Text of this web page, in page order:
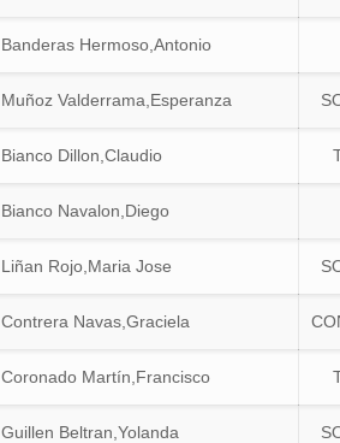
Banderas Hermoso,Antonio
Muñoz Valderrama,Esperanza
Bianco Dillon,Claudio
Bianco Navalon,Diego
Liñan Rojo,Maria Jose
Contrera Navas,Graciela
Coronado Martín,Francisco
Guillen Beltran,Yolanda